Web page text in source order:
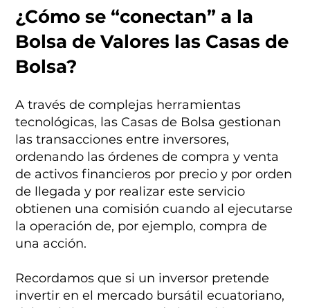
¿Cómo se “conectan” a la
Bolsa de Valores las Casas de
Bolsa?
A través de complejas herramientas
tecnológicas, las Casas de Bolsa gestionan
las transacciones entre inversores,
ordenando las órdenes de compra y venta
de activos financieros por precio y por orden
de llegada y por realizar este servicio
obtienen una comisión cuando al ejecutarse
la operación de, por ejemplo, compra de
una acción.
Recordamos que si un inversor pretende
invertir en el mercado bursátil ecuatoriano,